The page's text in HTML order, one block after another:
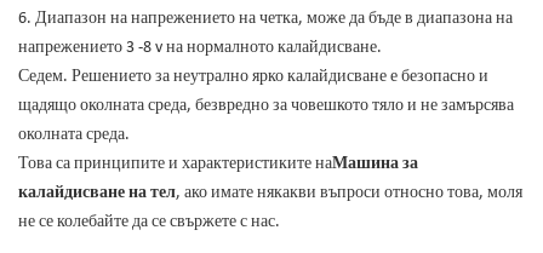
6. Диапазон на напрежението на четка, може да бъде в диапазона на
напрежението 3 -8 v на нормалното калайдисване.
Седем. Решението за неутрално ярко калайдисване е безопасно и
щадящо околната среда, безвредно за човешкото тяло и не замърсява
околната среда.
Това са принципите и характеристиките наМашина за
калайдисване на тел, ако имате някакви въпроси относно това, моля
не се колебайте да се свържете с нас.